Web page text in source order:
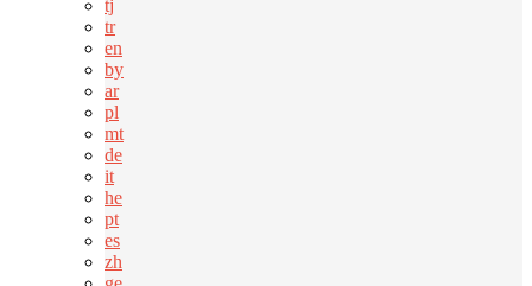
tj
tr
en
by
ar
pl
mt
de
it
he
pt
es
zh